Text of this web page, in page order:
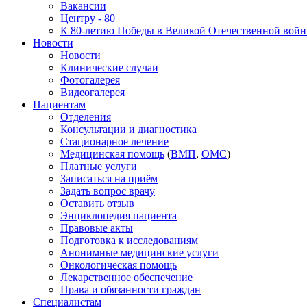
Вакансии
Центру - 80
К 80-летию Победы в Великой Отечественной
Новости
Новости
Клинические случаи
Фотогалерея
Видеогалерея
Пациентам
Отделения
Консультации и диагностика
Стационарное лечение
Медицинская помощь (ВМП, ОМС)
Платные услуги
Записаться на приём
Задать вопрос врачу
Оставить отзыв
Энциклопедия пациента
Правовые акты
Подготовка к исследованиям
Анонимные медицинские услуги
Онкологическая помощь
Лекарственное обеспечение
Права и обязанности граждан
Специалистам